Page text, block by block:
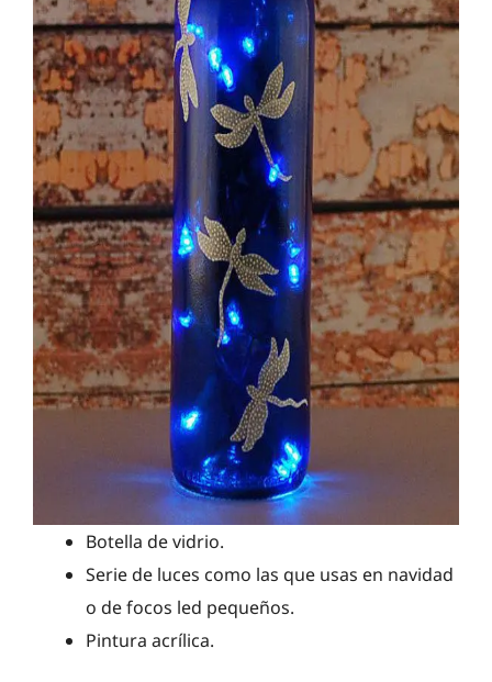
Botella de vidrio.
Serie de luces como las que usas en navidad
o de focos led pequeños.
Pintura acrílica.